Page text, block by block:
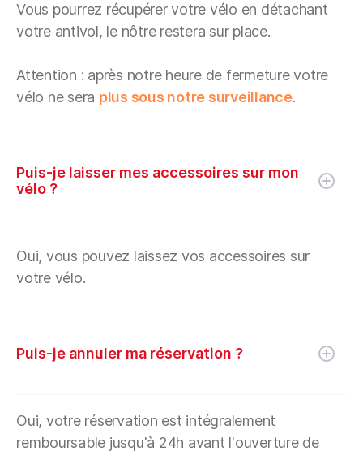
Vous pourrez récupérer votre vélo en détachant
votre antivol, le nôtre restera sur place.
Attention : après notre heure de fermeture votre
vélo ne sera plus sous notre surveillance.
Puis-je laisser mes accessoires sur mon
vélo ?
Oui, vous pouvez laissez vos accessoires sur
votre vélo.
Puis-je annuler ma réservation ?
Oui, votre réservation est intégralement
remboursable jusqu'à 24h avant l'ouverture de